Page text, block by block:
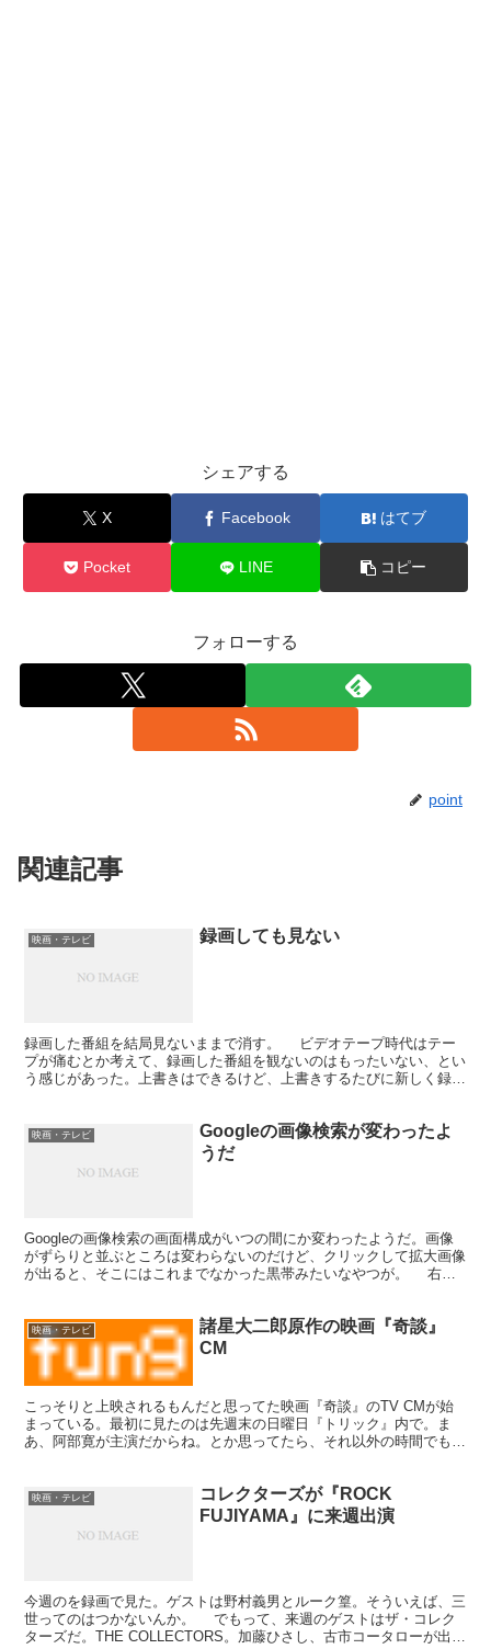
シェアする
X Facebook はてブ
Pocket LINE コピー
フォローする
point
関連記事
映画・テレビ 録画しても見ない
録画した番組を結局見ないままで消す。 ビデオテープ時代はテー
プが痛むとか考えて、録画した番組を観ないのはもったいない、とい
う感じがあった。上書きはできるけど、上書きするたびに新しく録画
映画・テレビ
Googleの画像検索が変わったよ
うだ
Googleの画像検索の画面構成がいつの間にか変わったようだ。画像
がずらりと並ぶところは変わらないのだけど、クリックして拡大画像
が出ると、そこにはこれまでなかった黒帯みたいなやつが。 右の
映画・テレビ
諸星大二郎原作の映画『奇談』
CM
こっそりと上映されるもんだと思ってた映画『奇談』のTV CMが始
まっている。最初に見たのは先週末の日曜日『トリック』内で。ま
あ、阿部寛が主演だからね。とか思ってたら、それ以外の時間でもけ
映画・テレビ
コレクターズが『ROCK
FUJIYAMA』に来週出演
今週のを録画で見た。ゲストは野村義男とルーク篁。そういえば、三
世ってのはつかないんか。 でもって、来週のゲストはザ・コレク
ターズだ。THE COLLECTORS。加藤ひさし、古市コータローが出演